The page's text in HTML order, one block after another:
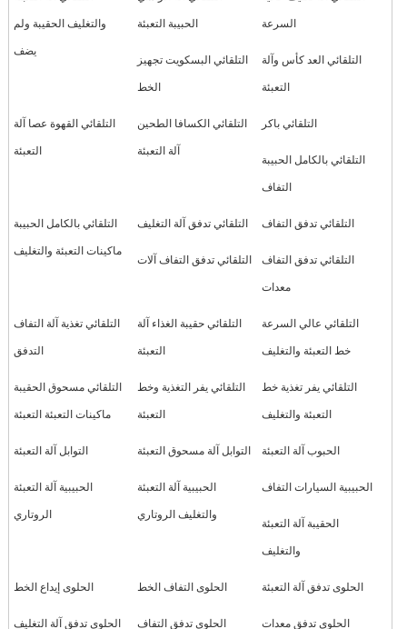
والتغليف الحقيبة ولم
يضف
الحبيبة التعبئة السرعة
التلقائي البسكويت تجهيز
الخط
التلقائي العد كأس وآلة
التعبئة
التلقائي القهوة عصا آلة
التعبئة
التلقائي الكسافا الطحين
آلة التعبئة
التلقائي باكر
التلقائي بالكامل الحبيبة
التفاف
التلقائي بالكامل الحبيبة
ماكينات التعبئة والتغليف
التلقائي تدفق آلة التغليف التلقائي تدفق التفاف
التلقائي تدفق التفاف آلات التلقائي تدفق التفاف
معدات
التلقائي تغذية آلة التفاف
التدفق
التلقائي حقيبة الغذاء آلة
التعبئة
التلقائي عالي السرعة
خط التعبئة والتغليف
التلقائي مسحوق الحقيبة
ماكينات التعبئة التعبئة
التلقائي يفر التغذية وخط
التعبئة
التلقائي يفر تغذية خط
التعبئة والتغليف
التوابل آلة التعبئة التوابل آلة مسحوق التعبئة الحبوب آلة التعبئة
الحبيبية آلة التعبئة
الروتاري
الحبيبية آلة التعبئة
والتغليف الروتاري
الحبيبية السيارات التفاف
الحقيبة آلة التعبئة
والتغليف
الحلوى إيداع الخط الحلوى التفاف الخط الحلوى تدفق آلة التعبئة
الحلوى تدفق آلة التغليف الحلوى تدفق التفاف الحلوى تدفق معدات